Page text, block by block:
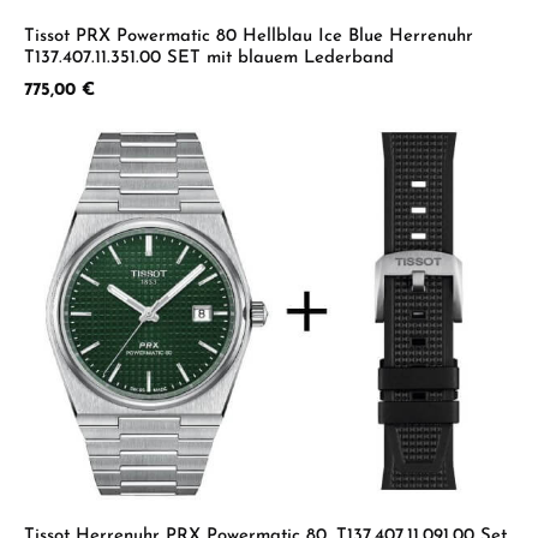
Tissot PRX Powermatic 80 Hellblau Ice Blue Herrenuhr
T137.407.11.351.00 SET mit blauem Lederband
Regulärer Preis:
775,00 €